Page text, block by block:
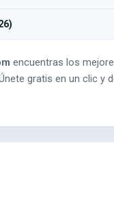
encuentras los
gratis en un clic y